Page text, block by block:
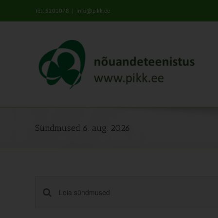
Tel: 5201078 | info@pikk.ee
Sündmused 6. aug. 2026
Sündmused
Enter